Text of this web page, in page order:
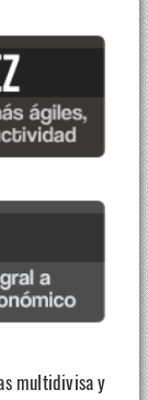
multidivisa y